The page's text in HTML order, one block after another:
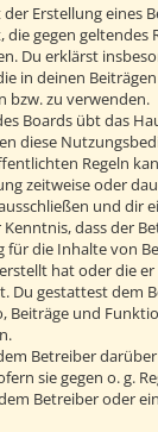
Erstellung eines
gegen geltendes
Du erklärst
in deinen
bzw. zu verwenden.
Boards übt das
diese
Regeln
zeitweise oder
und dir
dass der
für die Inhalte von
hat oder die
Du gestattest dem
Beiträge und
Betreiber
sie gegen o. g.
Betreiber oder